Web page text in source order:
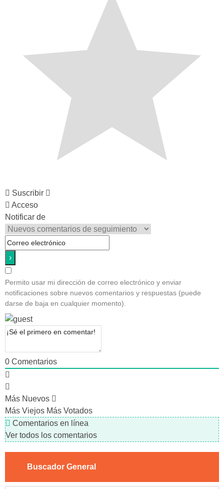
Suscribir
Acceso
Notificar de
Permito usar mi dirección de correo electrónico y enviar
notificaciones sobre nuevos comentarios y respuestas (puede
darse de baja en cualquier momento).
0 Comentarios
Más Nuevos
Más Viejos Más Votados
Comentarios en línea
Ver todos los comentarios
Buscador General